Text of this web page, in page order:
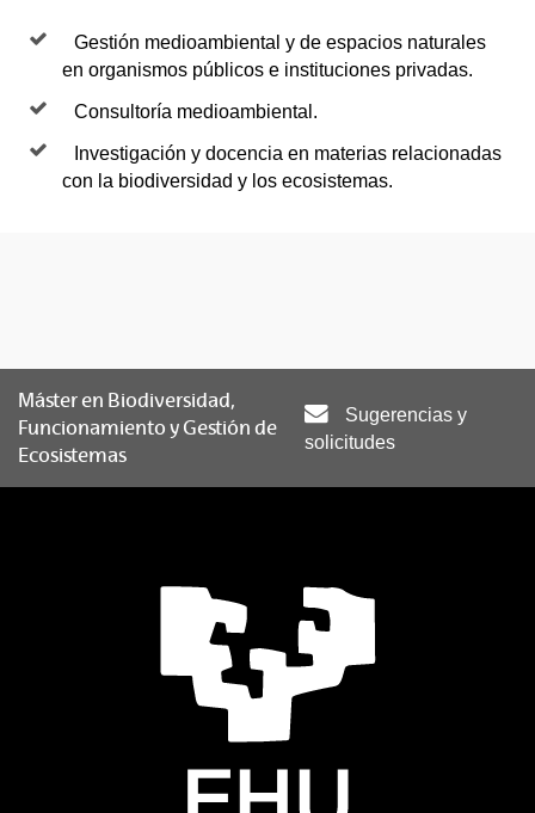
Gestión medioambiental y de espacios naturales
en organismos públicos e instituciones privadas.
Consultoría medioambiental.
Investigación y docencia en materias relacionadas
con la biodiversidad y los ecosistemas.
Máster en Biodiversidad,
Funcionamiento y Gestión de
Ecosistemas
Sugerencias y
solicitudes